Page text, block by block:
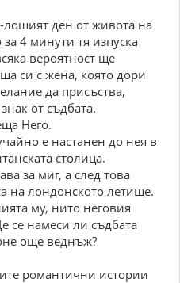
лошият ден от живота на
4 минути тя изпуска
вероятност ще
си с жена, която дори
да присъства,
от съдбата.
Него.
е настанен до нея в
столица.
за миг, а след това
на лондонското летище.
му, нито неговия
се намеси ли съдбата
още веднъж?
романтични истории